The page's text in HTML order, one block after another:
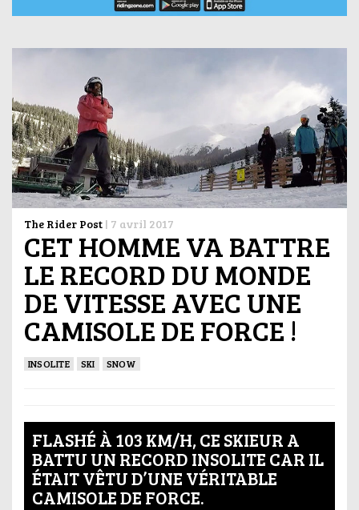
The Rider Post | 7 avril 2017
CET HOMME VA BATTRE
LE RECORD DU MONDE
DE VITESSE AVEC UNE
CAMISOLE DE FORCE !
INSOLITE SKI SNOW
FLASHÉ À 103 KM/H, CE SKIEUR A
BATTU UN RECORD INSOLITE CAR IL
ÉTAIT VÊTU D’UNE VÉRITABLE
CAMISOLE DE FORCE.